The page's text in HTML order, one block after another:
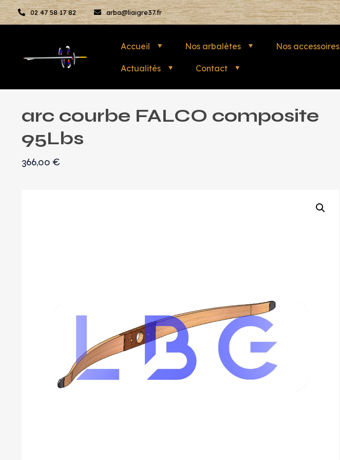
02 47 58 17 82 arba@liaigre37.fr
Accueil Nos arbalètes Nos accessoires
Actualités Contact
arc courbe FALCO composite
95Lbs
366,00 €